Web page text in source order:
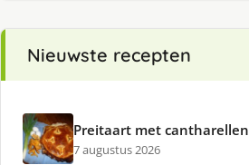
Nieuwste recepten
Preitaart met cantharellen
7 augustus 2026